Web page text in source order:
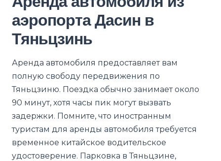
аэропорта Дасин в
Тяньцзинь
Аренда автомобиля предоставляет вам
полную свободу передвижения по
Тяньцзиню. Поездка обычно занимает около
90 минут, хотя часы пик могут вызвать
задержки. Помните, что иностранным
туристам для аренды автомобиля требуется
временное китайское водительское
удостоверение. Парковка в Тяньцзине,